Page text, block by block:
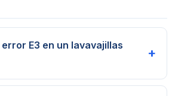
E3 en un lavavajillas
+